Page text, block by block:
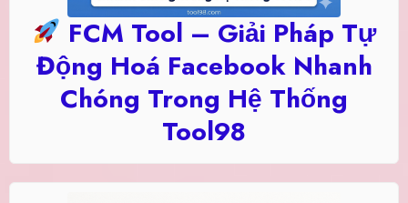
FCM Tool – Giải Pháp Tự
Động Hoá Facebook Nhanh
Chóng Trong Hệ Thống
Tool98